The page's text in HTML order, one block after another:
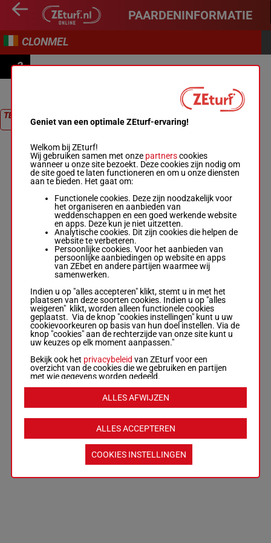
PAARDENINFORMATIE
CLONMEL
2
DRANGAN NOVICE HANDICAP HURDLE
TERUG NAAR
RACEGeniet van een optimale ZEturf-ervaring!
Welkom bij ZEturf!
Wij gebruiken samen met onze partnerscookies
wanneer u onze site bezoekt. Deze cookies zijn nodig om
de site goed te laten functioneren en om u onze diensten
aan te bieden. Het gaat om:
Functionele cookies. Deze zijn noodzakelijk voor
het organiseren en aanbieden van
weddenschappen en een goed werkende website
en apps. Deze kun je niet uitzetten.
Analytische cookies. Dit zijn cookies die helpen de
website te verbeteren.
Persoonlijke cookies. Voor het aanbieden van
persoonlijke aanbiedingen op website en apps
van ZEbet en andere partijen waarmee wij
samenwerken.
Indien u op "alles accepteren" klikt, stemt u in met het
plaatsen van deze soorten cookies. Indien u op "alles
weigeren" klikt, worden alleen functionele cookies
geplaatst. Via de knop "cookies instellingen" kunt u uw
cookievoorkeuren op basis van hun doel instellen. Via de
knop "cookies" aan de rechterzijde van onze site kunt u
uw keuzes op elk moment aanpassen."
Bekijk ook het privacybeleid van ZEturf voor een
overzicht van de cookies die we gebruiken en partijen
met wie gegevens worden gedeeld.
ALLES ACCEPTEREN
ALLES AFWIJZEN
COOKIES INSTELLINGEN